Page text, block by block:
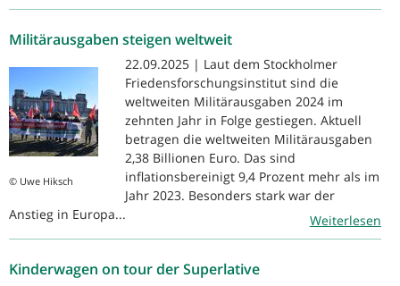
Militärausgaben steigen weltweit
© Uwe Hiksch
22.09.2025 | Laut dem Stockholmer
Friedensforschungsinstitut sind die
weltweiten Militärausgaben 2024 im
zehnten Jahr in Folge gestiegen. Aktuell
betragen die weltweiten Militärausgaben
2,38 Billionen Euro. Das sind
inflationsbereinigt 9,4 Prozent mehr als im
Jahr 2023. Besonders stark war der
Anstieg in Europa...
Weiterlesen
Kinderwagen on tour der Superlative